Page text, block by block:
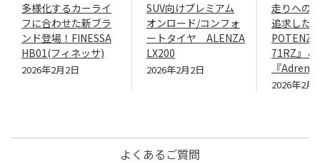
多様化するカーライ
フに合わせた新ブラ
ンド登場！FINESSA
HB01(フィネッサ)
2026年2月2日
SUV向けプレミアム
オンロード/コンフォ
ートタイヤ ALENZA
LX200
2026年2月2日
走りへの
追求した
71RZ』＆
『
2026年2月
よくあるご質問